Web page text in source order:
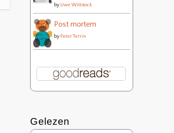
by Uwe Wittstock
Post mortem
by Peter Terrin
Gelezen